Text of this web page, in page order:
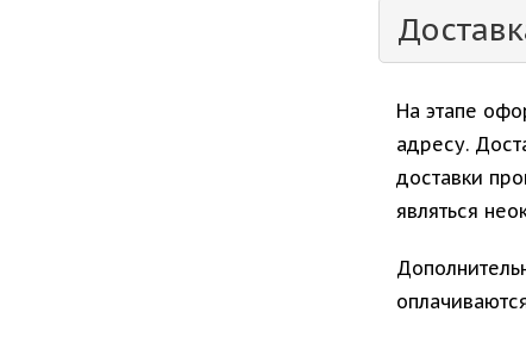
На этапе
адресу.
доставки
являться